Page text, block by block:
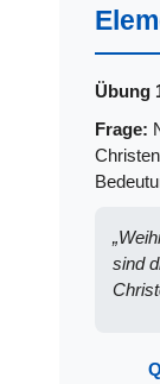
Übung
Frage:
sind